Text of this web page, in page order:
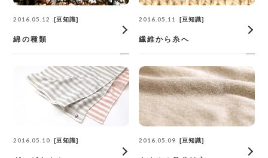
2016.05.12 豆知識
綿の種類
2016.05.11 豆知識
繊維から糸へ
2016.05.10 豆知識 2016.05.09 豆知識